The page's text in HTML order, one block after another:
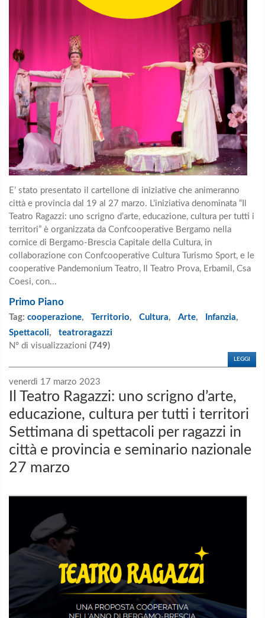
E’ stato presentato il cartellone di iniziative che animeranno
città e provincia dal 19 al 27 marzo. L’iniziativa denominata “Il
Teatro Ragazzi: uno scrigno d’arte, educazione, cultura per tutti i
territori” è organizzata da Confcooperative Bergamo nella
cornice di Bergamo-Brescia Capitale della Cultura, in
collaborazione con Confcooperative Cultura Turismo Sport, e le
cooperative Pandemonium Teatro, Il Teatro Prova, Erbamil, Csa
Coesi, con...
Primo Piano
Tag: cooperazione, Territorio, Cultura, Arte, Infanzia,
Spettacoli, teatroragazzi
N° di visualizzazioni (749)
LEGGI
venerdì 17 marzo 2023
Il Teatro Ragazzi: uno scrigno d’arte,
educazione, cultura per tutti i territori
Settimana di spettacoli per ragazzi in
città e provincia e seminario nazionale
27 marzo